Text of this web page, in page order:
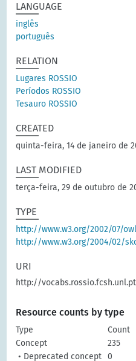
LANGUAGE
inglês
português
RELATION
Lugares ROSSIO
Períodos ROSSIO
Tesauro ROSSIO
CREATED
quinta-feira, 14 de janeiro de
LAST MODIFIED
terça-feira, 29 de outubro de
TYPE
http://www.w3.org/2002/07/
http://www.w3.org/2004/02/
URI
http://
Resource counts by type
Type
Count
Concept
235
• Deprecated concept
0